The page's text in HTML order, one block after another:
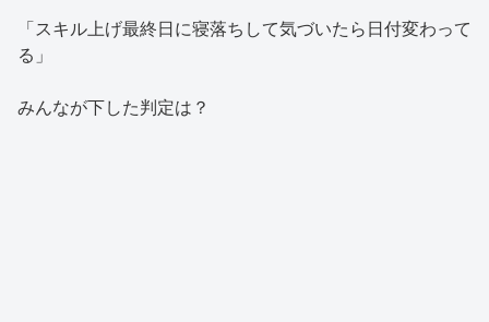
「スキル上げ最終日に寝落ちして気づいたら日付変わって
る」
みんなが下した判定は？